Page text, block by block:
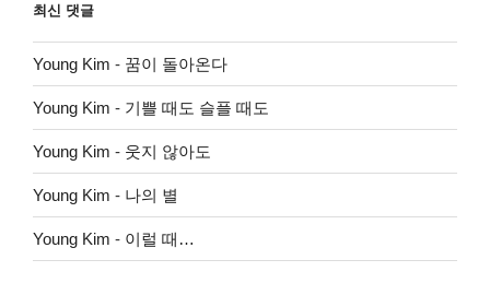
최신 댓글
Young Kim - 꿈이 돌아온다
Young Kim - 기쁠 때도 슬플 때도
Young Kim - 웃지 않아도
Young Kim - 나의 별
Young Kim - 이럴 때…